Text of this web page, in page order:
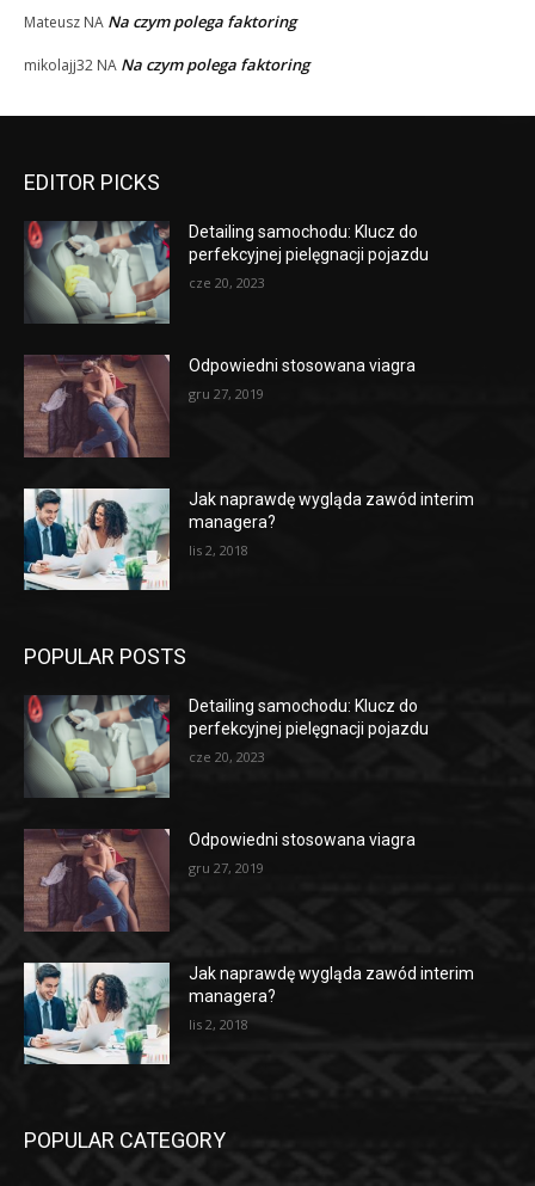
Mateusz NA Na czym polega faktoring
mikolajj32 NA Na czym polega faktoring
EDITOR PICKS
Detailing samochodu: Klucz do
perfekcyjnej pielęgnacji pojazdu
cze 20, 2023
Odpowiedni stosowana viagra
gru 27, 2019
Jak naprawdę wygląda zawód interim
managera?
lis 2, 2018
POPULAR POSTS
Detailing samochodu: Klucz do
perfekcyjnej pielęgnacji pojazdu
cze 20, 2023
Odpowiedni stosowana viagra
gru 27, 2019
Jak naprawdę wygląda zawód interim
managera?
lis 2, 2018
POPULAR CATEGORY